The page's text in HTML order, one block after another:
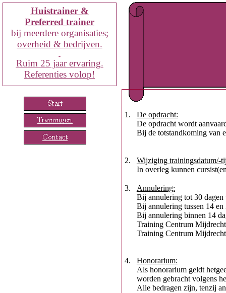
1.
De opdracht:
De opdracht wordt
Bij de totstandkoming van
2. Wijziging trainingsdatum/-
In overleg kunnen
3.
Annulering:
Bij annulering tot 30 dagen
Bij annulering tussen 14
Bij annulering binnen 14
Training Centrum Mijdrecht
Training Centrum
4.
Honorarium:
Als honorarium geldt
worden gebracht volgens
Alle bedragen zijn, tenzij
Huistrainer &
Preferred trainer
bij meerdere organisaties;
overheid & bedrijven.
Ruim 25 jaar ervaring.
Referenties volop!